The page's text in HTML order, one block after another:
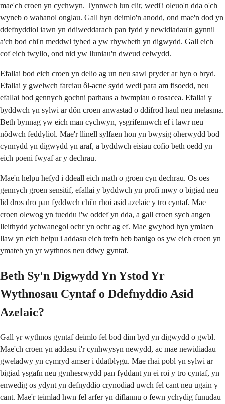
mae'ch croen yn cychwyn. Tynnwch lun clir, wedi'i oleuo'n dda o'ch
wyneb o wahanol onglau. Gall hyn deimlo'n anodd, ond mae'n dod yn
ddefnyddiol iawn yn ddiweddarach pan fydd y newidiadau'n gynnil
a'ch bod chi'n meddwl tybed a yw rhywbeth yn digwydd. Gall eich
cof eich twyllo, ond nid yw lluniau'n dweud celwydd.
Efallai bod eich croen yn delio ag un neu sawl pryder ar hyn o bryd.
Efallai y gwelwch farciau ôl-acne sydd wedi para am fisoedd, neu
efallai bod gennych gochni parhaus a bwmpiau o rosacea. Efallai y
byddwch yn sylwi ar dôn croen anwastad o ddifrod haul neu melasma.
Beth bynnag yw eich man cychwyn, ysgrifennwch ef i lawr neu
nôdwch feddyliol. Mae'r llinell sylfaen hon yn bwysig oherwydd bod
cynnydd yn digwydd yn araf, a byddwch eisiau cofio beth oedd yn
eich poeni fwyaf ar y dechrau.
Mae'n helpu hefyd i ddeall eich math o groen cyn dechrau. Os oes
gennych groen sensitif, efallai y byddwch yn profi mwy o bigiad neu
lid dros dro pan fyddwch chi'n rhoi asid azelaic y tro cyntaf. Mae
croen olewog yn tueddu i'w oddef yn dda, a gall croen sych angen
lleithydd ychwanegol ochr yn ochr ag ef. Mae gwybod hyn ymlaen
llaw yn eich helpu i addasu eich trefn heb banigo os yw eich croen yn
ymateb yn yr wythnos neu ddwy gyntaf.
Beth Sy'n Digwydd Yn Ystod Yr
Wythnosau Cyntaf o Ddefnyddio Asid
Azelaic?
Gall yr wythnos gyntaf deimlo fel bod dim byd yn digwydd o gwbl.
Mae'ch croen yn addasu i'r cynhwysyn newydd, ac mae newidiadau
gweladwy yn cymryd amser i ddatblygu. Mae rhai pobl yn sylwi ar
bigiad ysgafn neu gynhesrwydd pan fyddant yn ei roi y tro cyntaf, yn
enwedig os ydynt yn defnyddio crynodiad uwch fel cant neu ugain y
cant. Mae'r teimlad hwn fel arfer yn diflannu o fewn ychydig funudau